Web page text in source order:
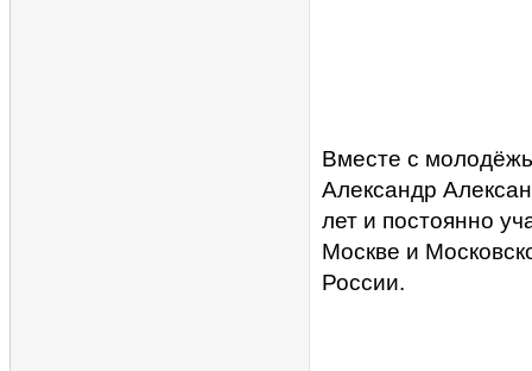
Вместе с
Александр
лет и постоянно
Москве и
России.